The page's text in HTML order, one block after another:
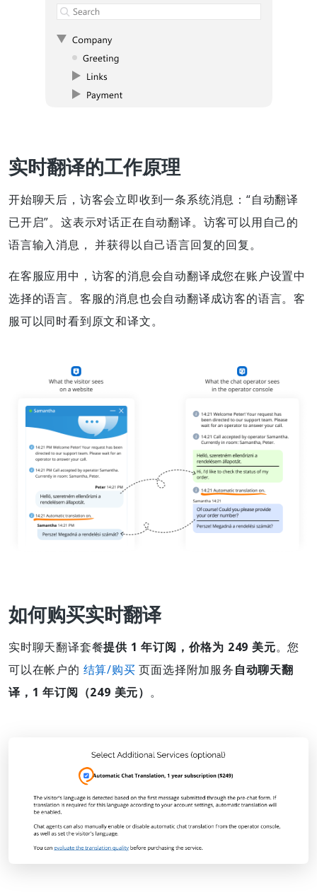
实时翻译的工作原理
开始聊天后，访客会立即收到一条系统消息：“自动翻译
已开启”。这表示对话正在自动翻译。访客可以用自己的
语言输入消息， 并获得以自己语言回复的回复。
在客服应用中，访客的消息会自动翻译成您在账户设置中
选择的语言。客服的消息也会自动翻译成访客的语言。客
服可以同时看到原文和译文。
如何购买实时翻译
实时聊天翻译套餐提供 1 年订阅，价格为 249 美元。您
可以在帐户的 结算/购买 页面选择附加服务自动聊天翻
译，1 年订阅（249 美元） 。